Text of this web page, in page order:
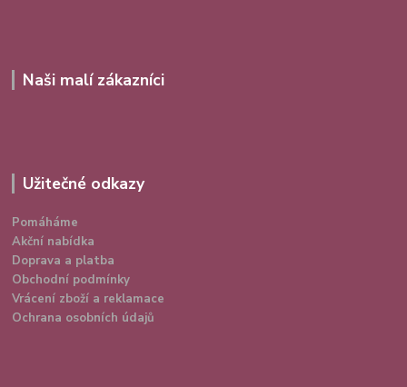
Naši malí zákazníci
Užitečné odkazy
Pomáháme
Akční nabídka
Doprava a platba
Obchodní podmínky
Vrácení zboží a reklamace
Ochrana osobních údajů